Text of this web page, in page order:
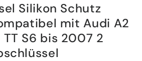
Silikon Schutz
mit Audi A2
TT S6 bis 2007 2